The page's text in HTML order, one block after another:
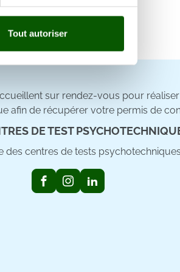
sur les cookies.
Tout autoriser
sur rendez-vous pour
afin de récupérer votre permis de
DE TEST
des centres de tests psychotechniques